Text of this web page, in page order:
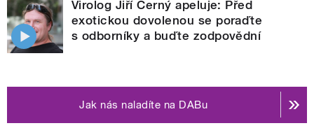
Virolog Jiří Černý apeluje: Před
exotickou dovolenou se poraďte
s odborníky a buďte zodpovědní
Jak nás naladíte na DABu